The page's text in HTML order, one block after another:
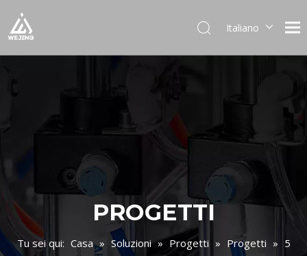
Italiano
Pусский
Português
日本語
한국어
PROGETTI
Tu sei qui: Casa » Soluzioni » Progetti » Progetti » 5